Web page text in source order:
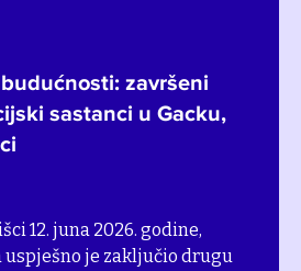
Švedskoj
održivoj poljoprivredi
partnerskih opština i
prošle sedmice su